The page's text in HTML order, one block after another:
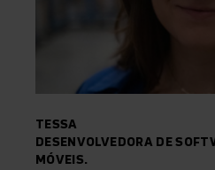
TESSA
DESENVOLVEDORA DE
MÓVEIS.